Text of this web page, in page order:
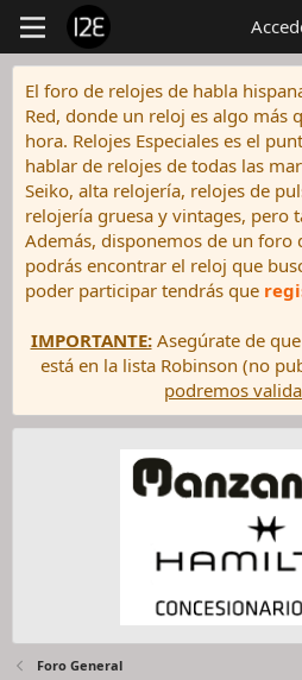
El foro de relojes de habla
Red, donde un reloj es algo más
hora. Relojes Especiales es el
hablar de relojes de todas las
Seiko, alta relojería, relojes de
relojería gruesa y vintages, pero
Además, disponemos de un foro
podrás encontrar el reloj que
poder participar tendrás que
IMPORTANTE:Asegúrate de
está en la lista Robinson (no
podremos
Foro General